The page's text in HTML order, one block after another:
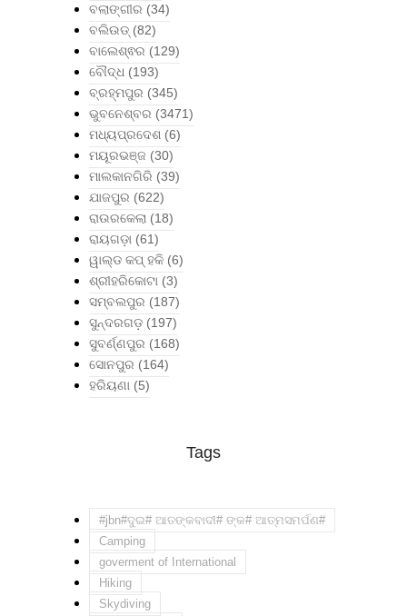
ବଲାଙ୍ଗୀର (34)
ବଲିଉଡ୍ (82)
ବାଲେଶ୍ଵର (129)
ବୌଦ୍ଧ (193)
ବ୍ରହ୍ମପୁର (345)
ଭୁବନେଶ୍ବର (3471)
ମଧ୍ୟପ୍ରଦେଶ (6)
ମୟୂରଭଞ୍ଜ (30)
ମାଲକାନଗିରି (39)
ଯାଜପୁର (622)
ରାଉରକେଲା (18)
ରାୟଗଡ଼ା (61)
ୱାଲ୍ଡ କପ୍ ହକି (6)
ଶ୍ରୀହରିକୋଟା (3)
ସମ୍ବଲପୁର (187)
ସୁନ୍ଦରଗଡ଼ (197)
ସୁବର୍ଣ୍ଣପୁର (168)
ସୋନପୁର (164)
ହରିୟଣା (5)
Tags
#jbn#ଦୁଇ# ଆତଙ୍କବାଦୀ# ଙ୍କ# ଆତ୍ମସମର୍ପଣ#
Camping
goverment of International
Hiking
Skydiving